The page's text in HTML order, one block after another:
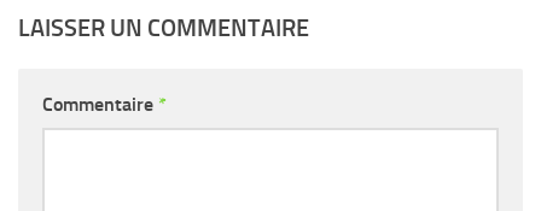
LAISSER UN COMMENTAIRE
Commentaire *